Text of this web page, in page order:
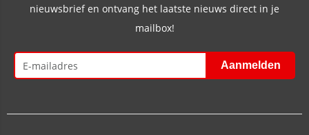
nieuwsbrief en ontvang het laatste nieuws direct in je
mailbox!